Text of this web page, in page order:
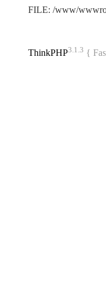
FILE: /www/
ThinkPHP3.1.3 {